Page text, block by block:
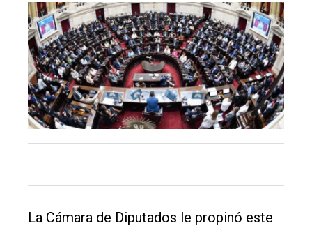
Balcarce
Inicio
Tendencia
Int.
General
Cultura
Entrevistas
La Cámara de Diputados le propinó este